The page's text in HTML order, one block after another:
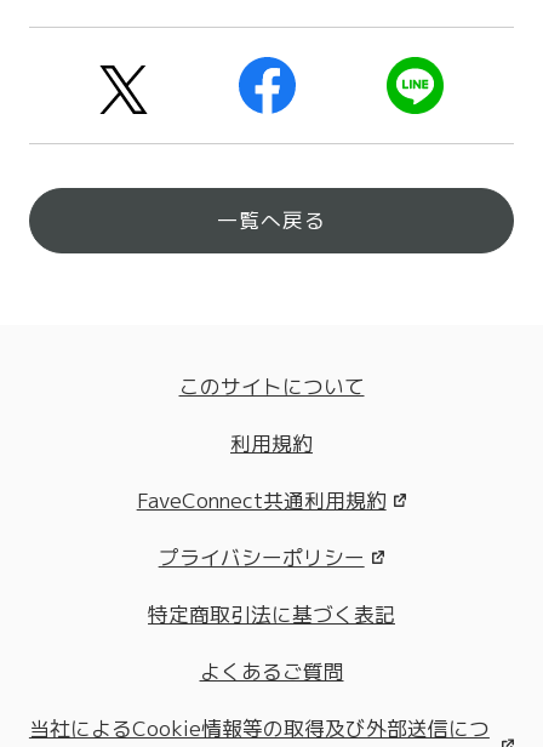
一覧へ戻る
このサイトについて
利用規約
FaveConnect共通利用規約
プライバシーポリシー
特定商取引法に基づく表記
よくあるご質問
当社によるCookie情報等の取得及び外部送信につ